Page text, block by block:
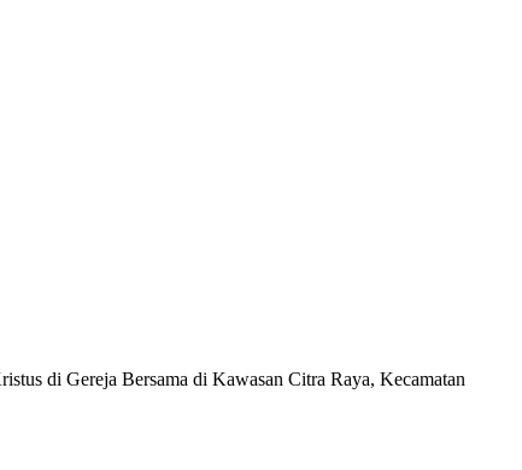
di Gereja Bersama di Kawasan Citra Raya, Kecamatan